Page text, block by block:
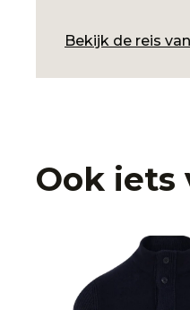
Bekijk de reis
Ook iets